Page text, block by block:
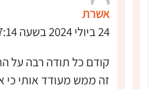
אשרת
24 ביולי 2024 בשעה 17:14
קודם כל תודה רבה על
זה ממש מעודד אותי כי